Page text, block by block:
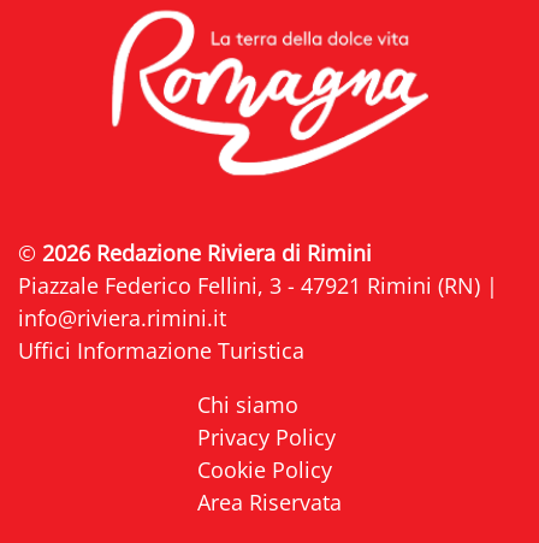
© 2026 Redazione Riviera di Rimini
Piazzale Federico Fellini, 3 - 47921 Rimini (RN) |
info@riviera.rimini.it
Uffici Informazione Turistica
Chi siamo
Privacy Policy
Cookie Policy
Area Riservata